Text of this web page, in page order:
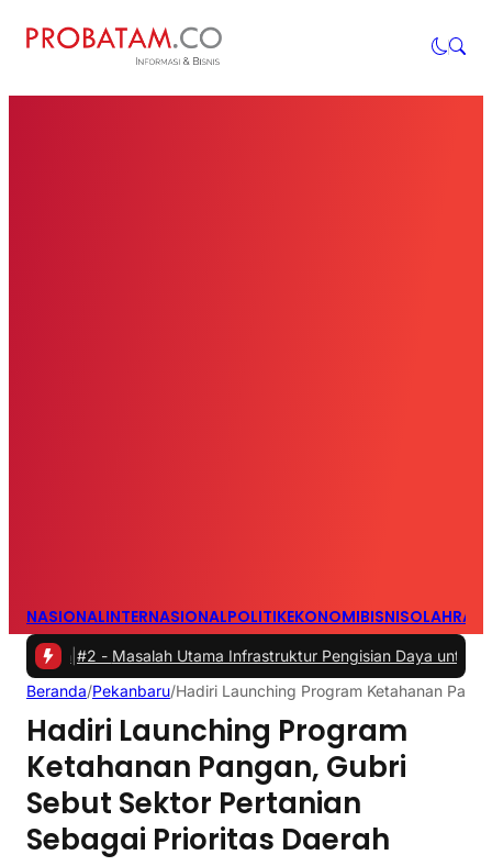
NASIONALINTERNASIONALPOLITIKEKONOMIBISNIS
Masalah Utama Infrastruktur Pengisian Daya untuk Mobil
Beranda/Pekanbaru/Hadiri Launching Program Ketahanan
Hadiri Launching Program
Ketahanan Pangan, Gubri
Sebut Sektor Pertanian
Sebagai Prioritas Daerah